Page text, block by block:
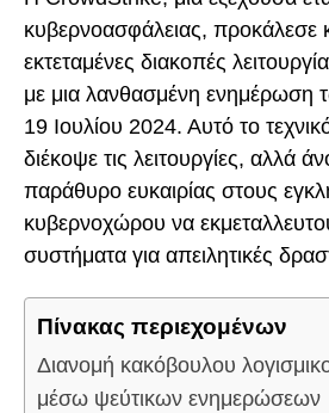
κυβερνοασφάλειας, προκάλεσε
εκτεταμένες διακοπές
με μια λανθασμένη ενημέρωση
19 Ιουλίου 2024. Αυτό το
διέκοψε τις λειτουργίες, αλλά
παράθυρο ευκαιρίας στους
κυβερνοχώρου να
συστήματα για απειλητικές
Πίνακας περιεχομένων
Διανομή κακόβουλου
μέσω ψεύτικων ενημερώσεων